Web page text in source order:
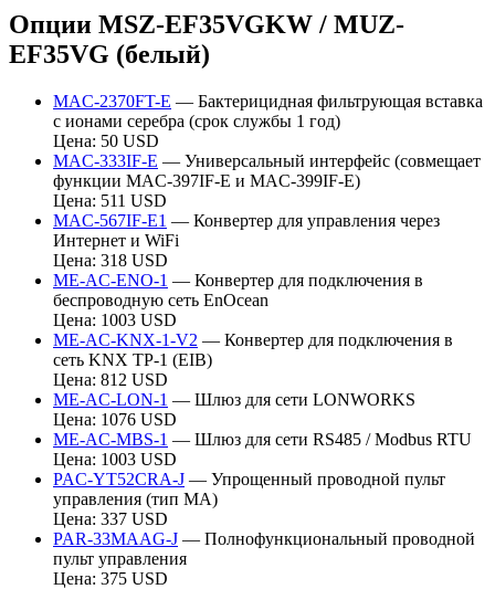
Опции MSZ-EF35VGKW / MUZ-
EF35VG (белый)
MAC-2370FT-E — Бактерицидная фильтрующая вставка
с ионами серебра (срок службы 1 год)
Цена: 50 USD
MAC-333IF-E — Универсальный интерфейс (совмещает
функции MAC-397IF-E и MAC-399IF-E)
Цена: 511 USD
MAC-567IF-E1 — Конвертер для управления через
Интернет и WiFi
Цена: 318 USD
ME-AC-ENO-1 — Конвертер для подключения в
беспроводную сеть EnOcean
Цена: 1003 USD
ME-AC-KNX-1-V2 — Конвертер для подключения в
сеть KNX TP-1 (EIB)
Цена: 812 USD
ME-AC-LON-1 — Шлюз для сети LONWORKS
Цена: 1076 USD
ME-AC-MBS-1 — Шлюз для сети RS485 / Modbus RTU
Цена: 1003 USD
PAC-YT52CRA-J — Упрощенный проводной пульт
управления (тип МА)
Цена: 337 USD
PAR-33MAAG-J — Полнофункциональный проводной
пульт управления
Цена: 375 USD